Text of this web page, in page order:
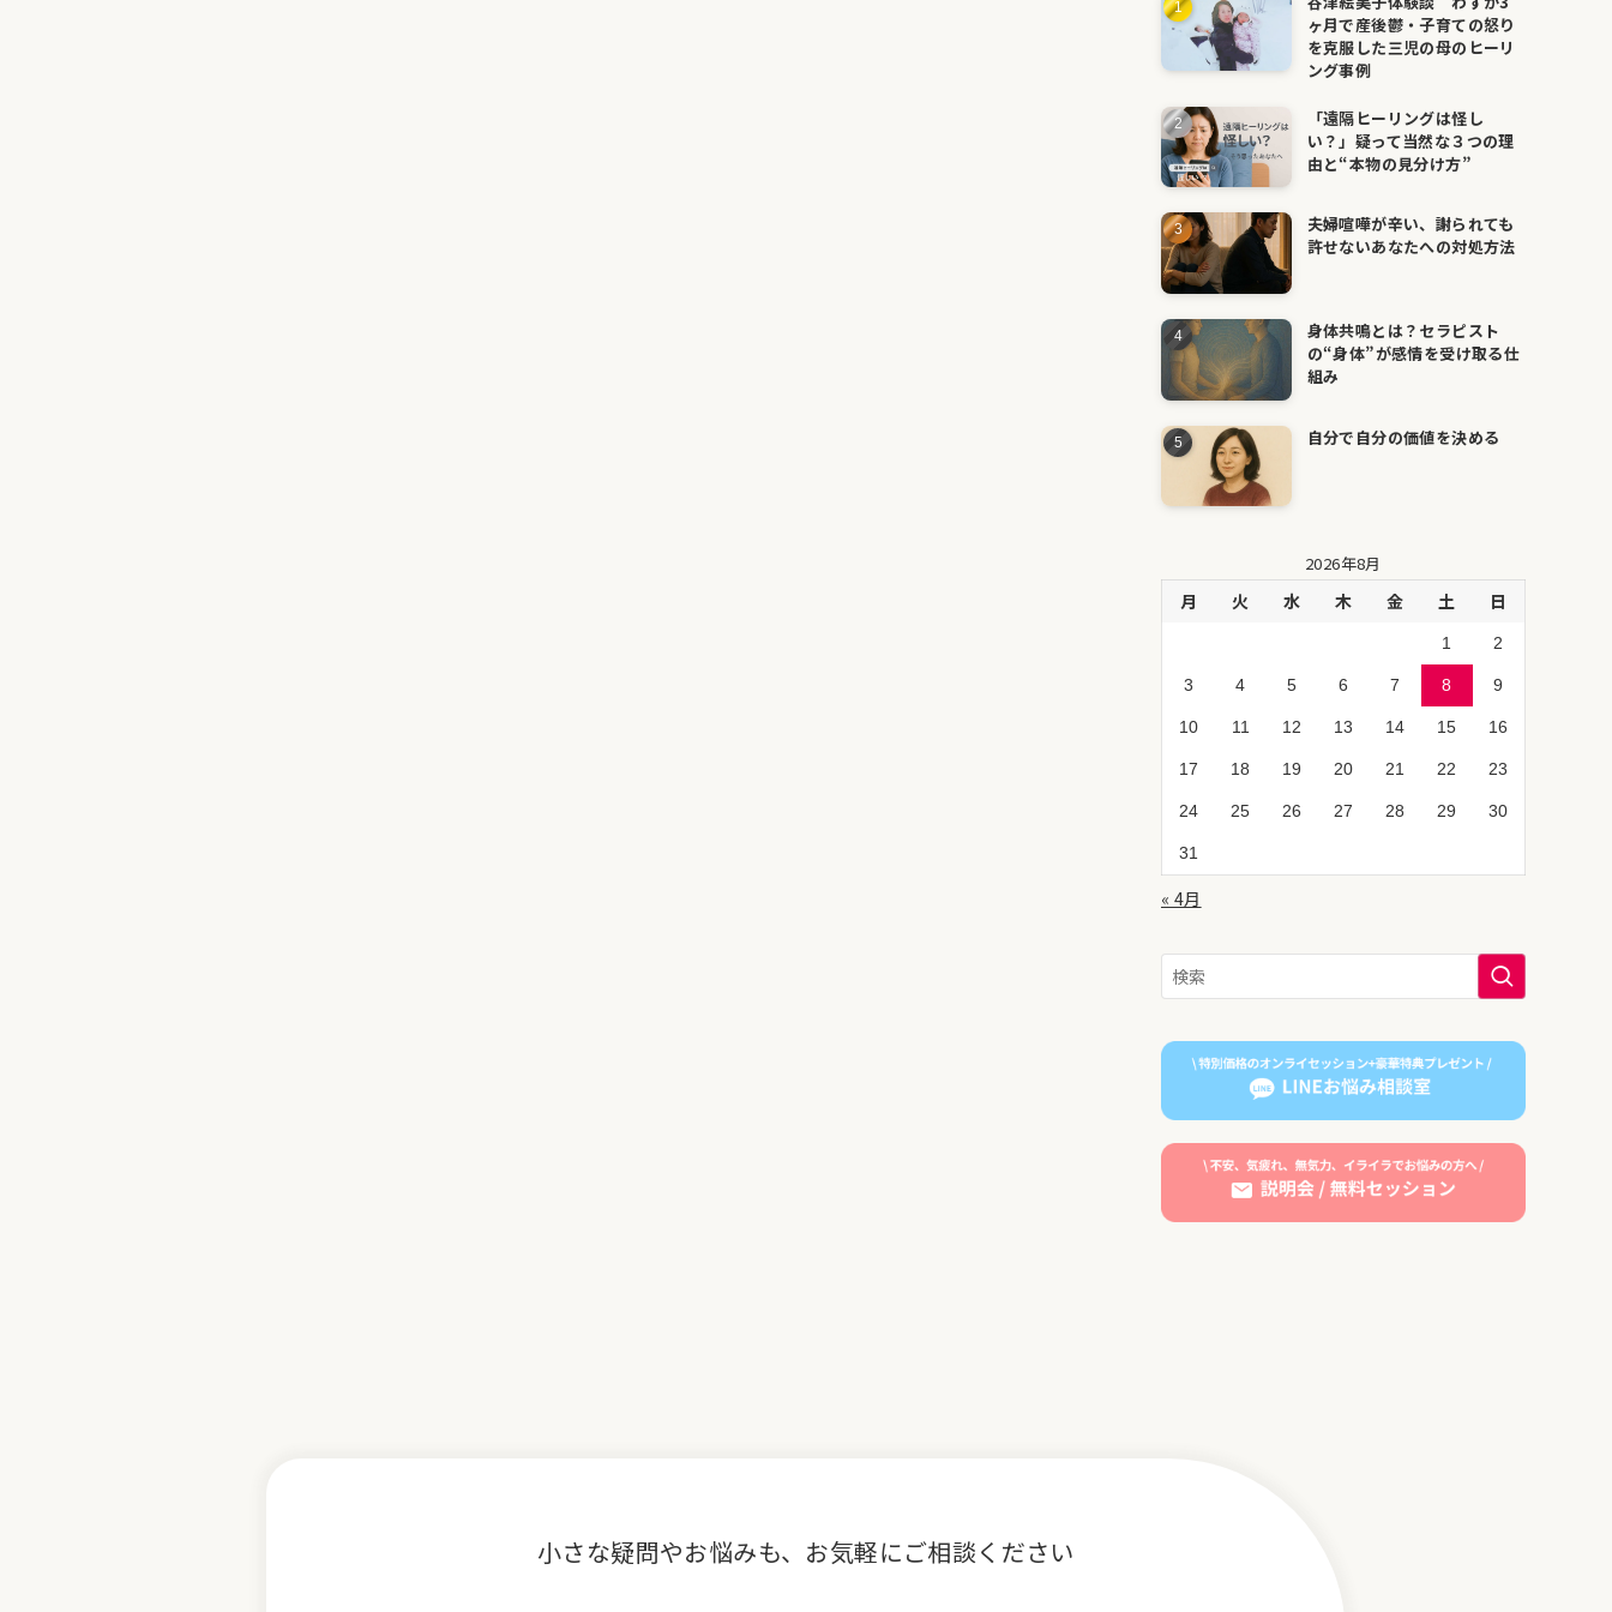
ヶ月で産後鬱・子育ての怒り
を克服した三児の母のヒーリ
ング事例
「遠隔ヒーリングは怪し
い？」疑って当然な３つの理
由と“本物の見分け方”
夫婦喧嘩が辛い、謝られても
許せないあなたへの対処方法
身体共鳴とは？セラピスト
の“身体”が感情を受け取る仕
組み
自分で自分の価値を決める
2026年8月
月 火 水 木 金 土 日
1 2
3 4 5 6 7 8 9
10 11 12 13 14 15 16
17 18 19 20 21 22 23
24 25 26 27 28 29 30
31
« 4月
小さな疑問やお悩みも、お気軽にご相談ください